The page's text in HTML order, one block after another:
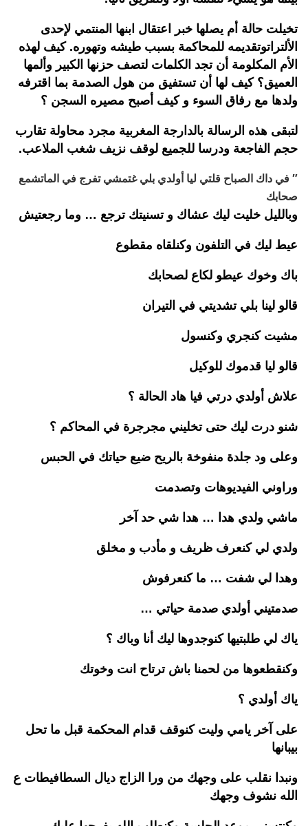
تخيلت حالة أم يصلها خبر اعتقال ابنها المنتمي لإحدى
الألتراتوتقديمه للمحاكمة بسبب طيشه وتهوره. كيف لهذه
الأم المكلومة أن تجد الكلمات لتصف حزنها الكبير وألمها
العميق؟ كيف لها أن تستفيق من هول الصدمة بما اقترفه
ولدها مع رفاق السوء و كيف أصبح مصيره السجن ؟
لتبقى هذه الرسالة بالدارجة المغربية مجرد محاولةتقارب
حجم الفاجعة ودرسا للجميع لوقف نزيف شغب الملاعب.
″ في داك الصباح قلتي ليا أولدي بلي غتمشي تفرج في الماتشمع
صحابك
وبالليل خليت ليك عشاك وتسنيتك ترجع … وما رجعتيش
عيط ليك في التلفون وكنلقاه مقطوع
باك وخوك عيطو لكاع لصحابك
قالو لينا بليتشديتي في التيران
مشيتكنجري وكنسول
قالو ليا قدموك للوكيل
علاش أولدي درتي فيا هاد الحالة ؟
شنو درت ليك حتى تخليني مجرجرة في المحاكم ؟
وعلى ود جلدة منفوخة بالريح ضيع حياتك في الحبس
وراوني الفيديوهات وتصدمت
ماشي ولدي هدا … هدا شي حد آخر
ولدي ليكنعرف ظريف و مأدب و مخلق
وهدا لي شفت … ماكنعرفوش
صدمتيني ولدي صدمة حياتي …
ياك لي طلبتيها كنوجدوها ليك أنا وباك ؟
وكنقطعوها من لحمنا باش ترتاح انت وخوتك
ياك ولدي ؟
على آخر يامي وليتكنوقف قدام المحكمة قبل ما تحل
بيبانها
ونبدا نقلب على وجهك من ورا الز اج ديال السطافيطات ع
الله نشوف وجهك